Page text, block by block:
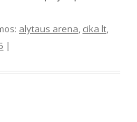
alytaus arena, cika lt,
|